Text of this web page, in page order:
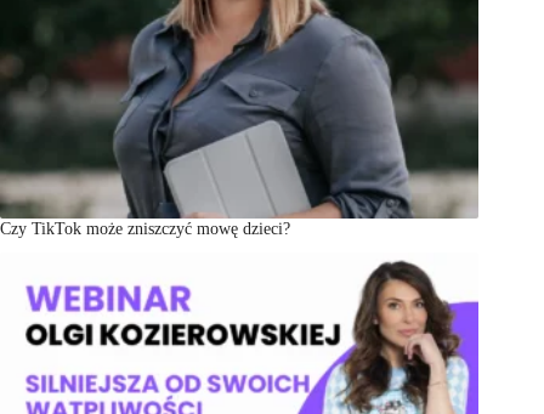
Czy TikTok może zniszczyć mowę dzieci?